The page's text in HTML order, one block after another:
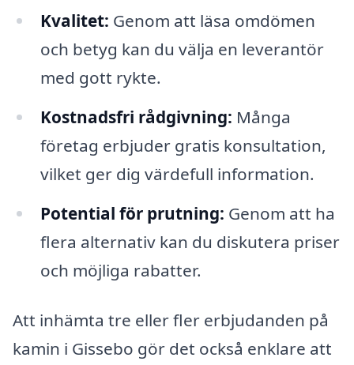
Kvalitet: Genom att läsa omdömen
och betyg kan du välja en leverantör
med gott rykte.
Kostnadsfri rådgivning: Många
företag erbjuder gratis konsultation,
vilket ger dig värdefull information.
Potential för prutning: Genom att ha
flera alternativ kan du diskutera priser
och möjliga rabatter.
Att inhämta tre eller fler erbjudanden på
kamin i Gissebo gör det också enklare att